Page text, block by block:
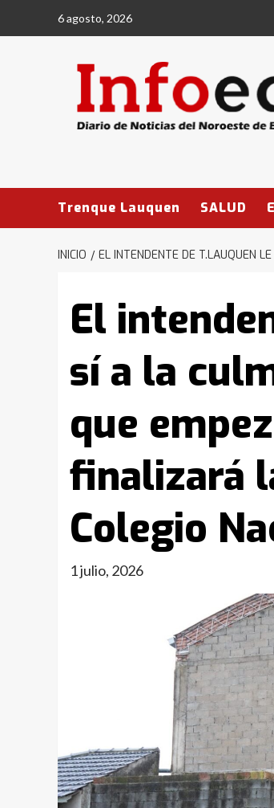
6 agosto, 2026
Trenque Lauquen SALUD
INICIO EL INTENDENTE DE T.LAUQUEN
El
sí a la
que
finalizará
Colegio
1 julio, 2026